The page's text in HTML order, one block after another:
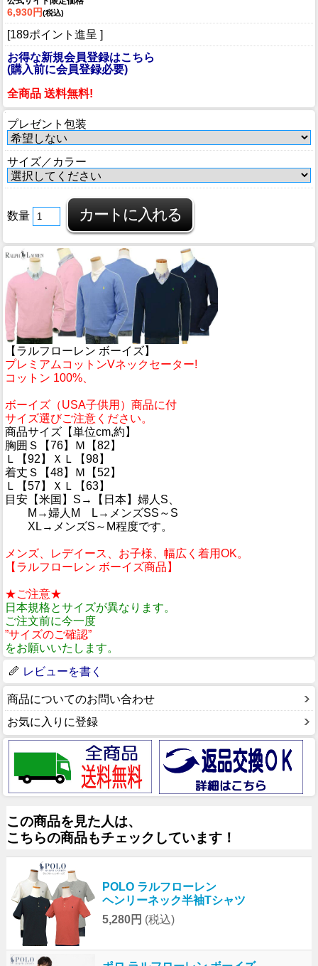
6,930円(税込)
[189ポイント進呈 ]
お得な新規会員登録はこちら
(購入前に会員登録必要)
全商品 送料無料!
プレゼント包装
サイズ／カラー
数量
【ラルフローレン ボーイズ】
プレミアムコットンVネックセーター!
コットン 100%、
ボーイズ（USA子供用）商品に付
サイズ選びご注意ください。
商品サイズ【単位cm,約】
胸囲Ｓ【76】Ｍ【82】
Ｌ【92】ＸＬ【98】
着丈Ｓ【48】Ｍ【52】
Ｌ【57】ＸＬ【63】
目安【米国】S→【日本】婦人S、
M→婦人M L→メンズSS～S
XL→メンズS～M程度です。
メンズ、レデイース、お子様、幅広く着用OK。
【ラルフローレン ボーイズ商品】
★ご注意★
日本規格とサイズが異なります。
ご注文前に今一度
”サイズのご確認”
をお願いいたします。
レビューを書く
商品についてのお問い合わせ
お気に入りに登録
この商品を見た人は、
こちらの商品もチェックしています！
POLO ラルフローレン
ヘンリーネック半袖Tシャツ
5,280円 (税込)